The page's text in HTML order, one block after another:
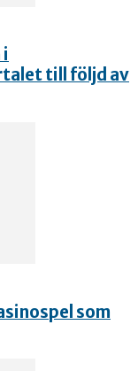
till följd av
som